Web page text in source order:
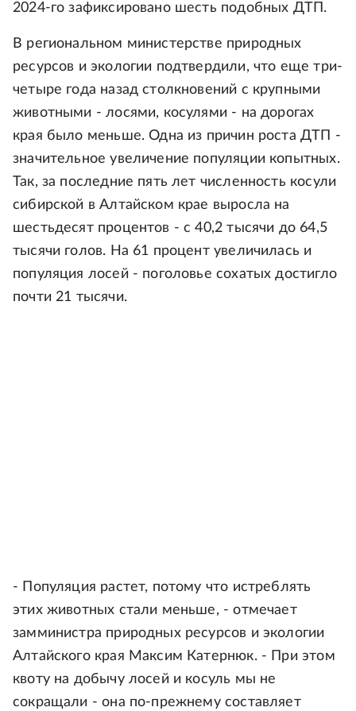
2024-го зафиксировано шесть подобных ДТП.
В региональном министерстве природных
ресурсов и экологии подтвердили, что еще три-
четыре года назад столкновений с крупными
животными - лосями, косулями - на дорогах
края было меньше. Одна из причин роста ДТП -
значительное увеличение популяции копытных.
Так, за последние пять лет численность косули
сибирской в Алтайском крае выросла на
шестьдесят процентов - с 40,2 тысячи до 64,5
тысячи голов. На 61 процент увеличилась и
популяция лосей - поголовье сохатых достигло
почти 21 тысячи.
- Популяция растет, потому что истреблять
этих животных стали меньше, - отмечает
замминистра природных ресурсов и экологии
Алтайского края Максим Катернюк. - При этом
квоту на добычу лосей и косуль мы не
сокращали - она по-прежнему составляет